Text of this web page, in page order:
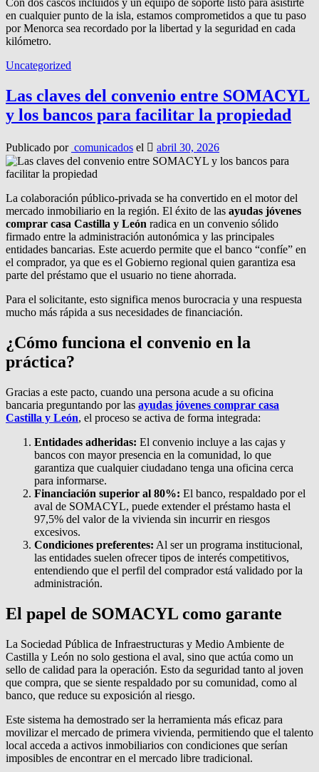
Con dos cascos incluidos y un equipo de soporte listo para asistirte
en cualquier punto de la isla, estamos comprometidos a que tu paso
por Menorca sea recordado por la libertad y la seguridad en cada
kilómetro.
Uncategorized
Las claves del convenio entre SOMACYL
y los bancos para facilitar la propiedad
Publicado por comunicados el abril 30, 2026
La colaboración público-privada se ha convertido en el motor del
mercado inmobiliario en la región. El éxito de las ayudas jóvenes
comprar casa Castilla y León radica en un convenio sólido
firmado entre la administración autonómica y las principales
entidades bancarias. Este acuerdo permite que el banco “confíe” en
el comprador, ya que es el Gobierno regional quien garantiza esa
parte del préstamo que el usuario no tiene ahorrada.
Para el solicitante, esto significa menos burocracia y una respuesta
mucho más rápida a sus necesidades de financiación.
¿Cómo funciona el convenio en la
práctica?
Gracias a este pacto, cuando una persona acude a su oficina
bancaria preguntando por las ayudas jóvenes comprar casa
Castilla y León, el proceso se activa de forma integrada:
Entidades adheridas: El convenio incluye a las cajas y
bancos con mayor presencia en la comunidad, lo que
garantiza que cualquier ciudadano tenga una oficina cerca
para informarse.
Financiación superior al 80%: El banco, respaldado por el
aval de SOMACYL, puede extender el préstamo hasta el
97,5% del valor de la vivienda sin incurrir en riesgos
excesivos.
Condiciones preferentes: Al ser un programa institucional,
las entidades suelen ofrecer tipos de interés competitivos,
entendiendo que el perfil del comprador está validado por la
administración.
El papel de SOMACYL como garante
La Sociedad Pública de Infraestructuras y Medio Ambiente de
Castilla y León no solo gestiona el aval, sino que actúa como un
sello de calidad para la operación. Esto da seguridad tanto al joven
que compra, que se siente respaldado por su comunidad, como al
banco, que reduce su exposición al riesgo.
Este sistema ha demostrado ser la herramienta más eficaz para
movilizar el mercado de primera vivienda, permitiendo que el talento
local acceda a activos inmobiliarios con condiciones que serían
imposibles de encontrar en el mercado libre tradicional.